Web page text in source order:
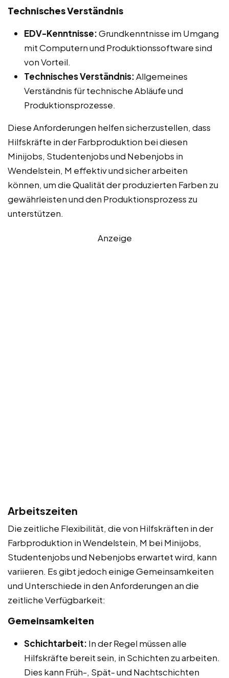
Technisches Verständnis
EDV-Kenntnisse:Grundkenntnisse im Umgang
mit Computern und Produktionssoftware sind
von Vorteil.
Technisches Verständnis:Allgemeines
Verständnis für technische Abläufe und
Produktionsprozesse.
Diese Anforderungen helfen sicherzustellen, dass
Hilfskräfte in der Farbproduktion bei diesen
Minijobs, Studentenjobs und Nebenjobs in
Wendelstein, M effektiv und sicher arbeiten
können, um die Qualität der produzierten Farben zu
gewährleisten und den Produktionsprozess zu
unterstützen.
Anzeige
Arbeitszeiten
Die zeitliche Flexibilität, die von Hilfskräften in der
Farbproduktion in Wendelstein, M bei Minijobs,
Studentenjobs und Nebenjobs erwartet wird, kann
variieren. Es gibt jedoch einige Gemeinsamkeiten
und Unterschiede in den Anforderungen an die
zeitliche Verfügbarkeit:
Gemeinsamkeiten
Schichtarbeit: In der Regel müssen alle
Hilfskräfte bereit sein, in Schichten zu arbeiten.
Dies kann Früh-, Spät- und Nachtschichten